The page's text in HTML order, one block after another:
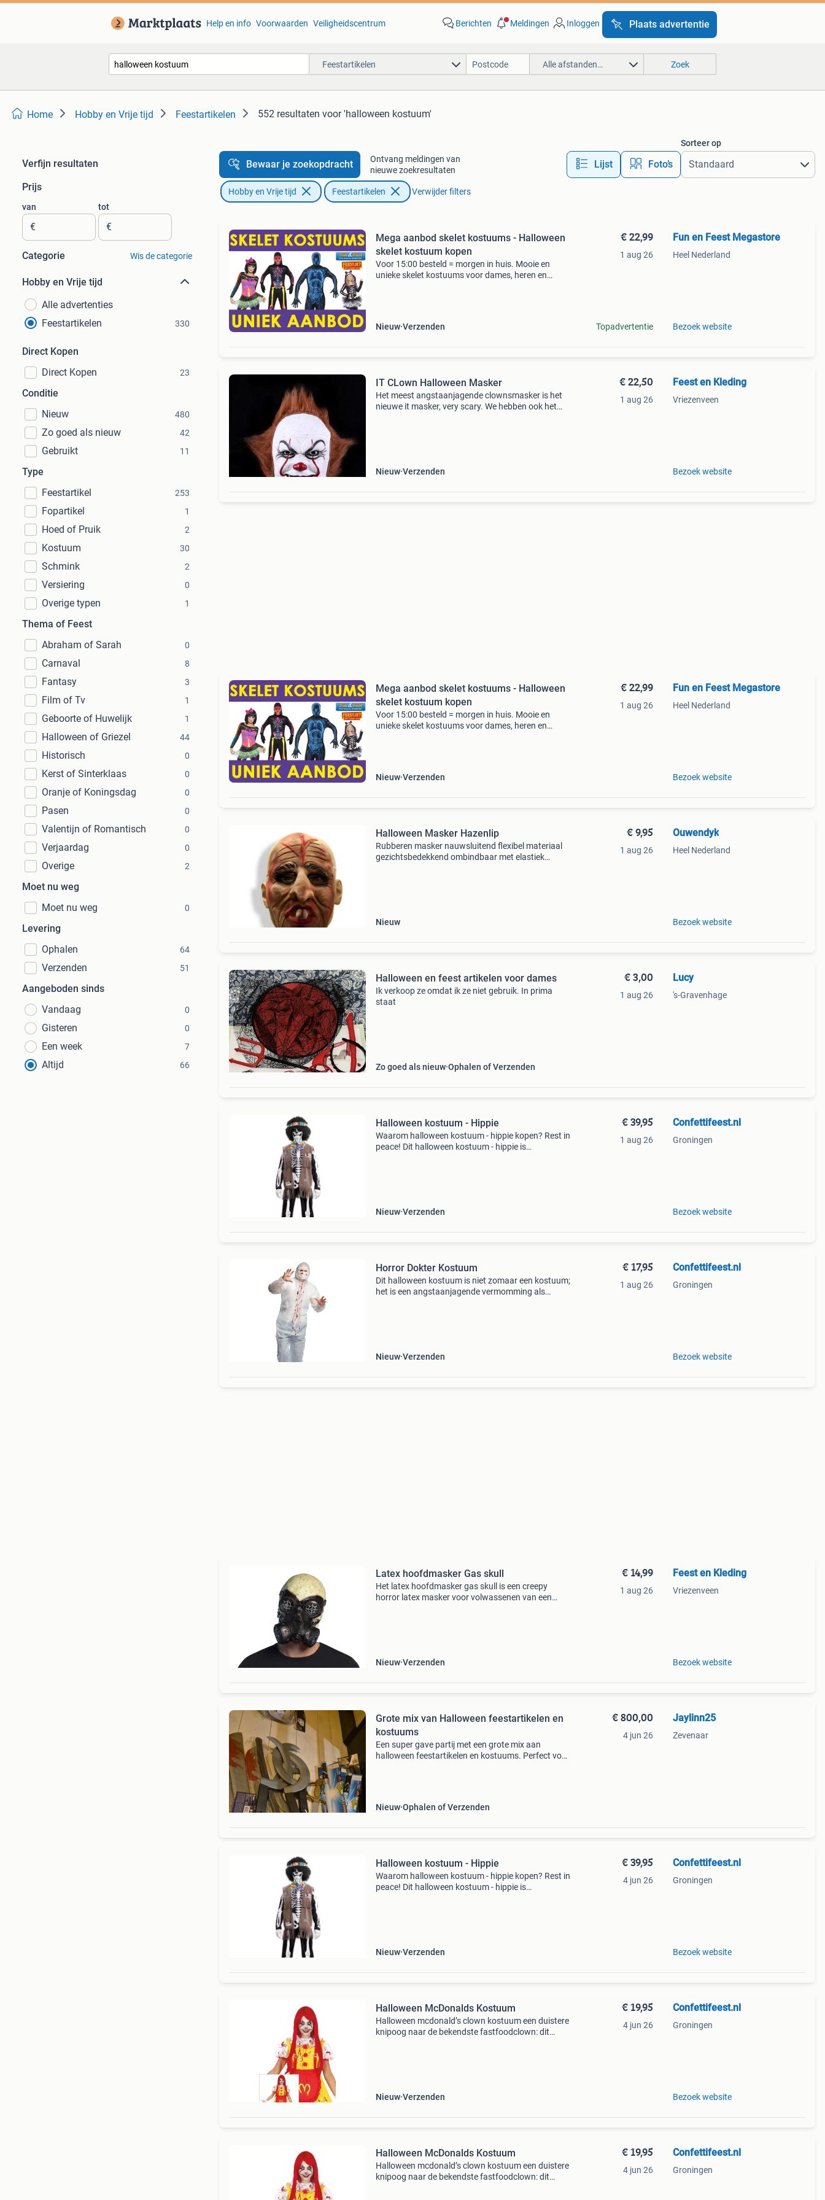
Help en info Voorwaarden Veiligheidscentrum Berichten Meldingen Inloggen Plaats advertentie
Feestartikelen Alle afstanden… Zoek
Home Hobby en Vrije tijd Feestartikelen 552 resultaten voor 'halloween kostuum'
Verfijn resultaten
Prijs
van
€
tot
€
Categorie Wis de categorie
Hobby en Vrije tijd
Alle advertenties
Feestartikelen
330
Direct Kopen
Direct Kopen
23
Conditie
Nieuw
480
Zo goed als nieuw 42
Gebruikt 11
Type
Feestartikel
253
Fopartikel 1
Hoed of Pruik 2
Kostuum 30
Schmink 2
Versiering 0
Overige typen 1
Thema of Feest
Abraham of Sarah
0
Carnaval 8
Fantasy 3
Film of Tv 1
Geboorte of Huwelijk 1
Halloween of Griezel 44
Historisch 0
Kerst of Sinterklaas 0
Oranje of Koningsdag 0
Pasen 0
Valentijn of Romantisch 0
Verjaardag 0
Overige 2
Moet nu weg
Moet nu weg
0
Levering
Ophalen
64
Verzenden 51
Aangeboden sinds
Vandaag
0
Gisteren 0
Een week 7
Altijd 66
Bewaar je zoekopdracht
Ontvang meldingen van
nieuwe zoekresultaten
Lijst Foto’s
Sorteer op
Hobby en Vrije tijd Feestartikelen Verwijder filters
Mega aanbod skelet kostuums - Halloween
skelet kostuum kopen
Voor 15:00 besteld = morgen in huis. Mooie en
unieke skelet kostuums voor dames, heren en
Nieuw Verzenden
€ 22,99
1 aug 26
Topadvertentie
Fun en Feest Megastore
Heel Nederland
Bezoek website
IT CLown Halloween Masker
Het meest angstaanjagende clownsmasker is het
nieuwe it masker, very scary. We hebben ook het
Nieuw Verzenden
€ 22,50
1 aug 26
Feest en Kleding
Vriezenveen
Bezoek website
Mega aanbod skelet kostuums - Halloween
skelet kostuum kopen
Voor 15:00 besteld = morgen in huis. Mooie en
unieke skelet kostuums voor dames, heren en
Nieuw Verzenden
€ 22,99
1 aug 26
Fun en Feest Megastore
Heel Nederland
Bezoek website
Halloween Masker Hazenlip
Rubberen masker nauwsluitend flexibel materiaal
gezichtsbedekkend ombindbaar met elastiek
Nieuw
€ 9,95
1 aug 26
Ouwendyk
Heel Nederland
Bezoek website
Halloween en feest artikelen voor dames
Ik verkoop ze omdat ik ze niet gebruik. In prima
staat
Zo goed als nieuw Ophalen of Verzenden
€ 3,00
1 aug 26
Lucy
's-Gravenhage
Halloween kostuum - Hippie
Waarom halloween kostuum - hippie kopen? Rest in
peace! Dit halloween kostuum - hippie is
Nieuw Verzenden
€ 39,95
1 aug 26
Confettifeest.nl
Groningen
Bezoek website
Horror Dokter Kostuum
Dit halloween kostuum is niet zomaar een kostuum;
het is een angstaanjagende vermomming als
Nieuw Verzenden
€ 17,95
1 aug 26
Confettifeest.nl
Groningen
Bezoek website
Latex hoofdmasker Gas skull
Het latex hoofdmasker gas skull is een creepy
horror latex masker voor volwassenen van een
Nieuw Verzenden
€ 14,99
1 aug 26
Feest en Kleding
Vriezenveen
Bezoek website
Grote mix van Halloween feestartikelen en
kostuums
Een super gave partij met een grote mix aan
halloween feestartikelen en kostuums. Perfect voor
Nieuw Ophalen of Verzenden
€ 800,00
4 jun 26
Jaylinn25
Zevenaar
Halloween kostuum - Hippie
Waarom halloween kostuum - hippie kopen? Rest in
peace! Dit halloween kostuum - hippie is
Nieuw Verzenden
€ 39,95
4 jun 26
Confettifeest.nl
Groningen
Bezoek website
Halloween McDonalds Kostuum
Halloween mcdonald’s clown kostuum een duistere
knipoog naar de bekendste fastfoodclown: dit
Nieuw Verzenden
€ 19,95
4 jun 26
Confettifeest.nl
Groningen
Bezoek website
Halloween McDonalds Kostuum
Halloween mcdonald’s clown kostuum een duistere
knipoog naar de bekendste fastfoodclown: dit
€ 19,95
4 jun 26
Confettifeest.nl
Groningen